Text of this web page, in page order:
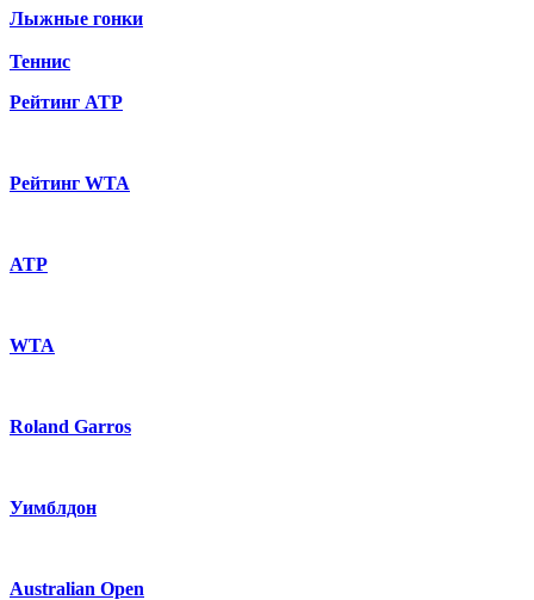
Лыжные гонки
Теннис
Рейтинг ATP
Рейтинг WTA
ATP
WTA
Roland Garros
Уимблдон
Australian Open